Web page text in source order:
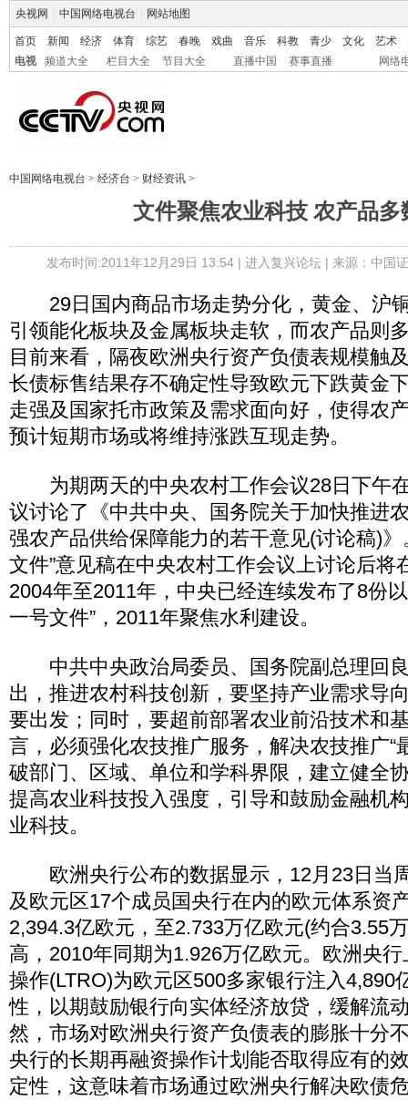
央视网 中国网络电视台 网站地图
首页 新闻 经济 体育 综艺 春晚 戏曲 音乐 科教 青少 文化
艺术
电视
频道大全 栏目大全 节目大全 直播中国 赛事直播 网络
中国网络电视台 > 经济台 > 财经资讯 >
文件聚焦农业科技 农产品多
发布时间:2011年12月29日 13:54 | 进入复兴论坛 | 来源：中国
29日国内商品市场走势分化，黄金、沪
引领能化板块及金属板块走软，而农产品则
目前来看，隔夜欧洲央行资产负债表规模触
长债标售结果存不确定性导致欧元下跌黄金
走强及国家托市政策及需求面向好，使得农
预计短期市场或将维持涨跌互现走势。
为期两天的中央农村工作会议28日下午
议讨论了《中共中央、国务院关于加快推进
强农产品供给保障能力的若干意见(讨论稿)》
文件”意见稿在中央农村工作会议上讨论后将
2004年至2011年，中央已经连续发布了8份以
一号文件”，2011年聚焦水利建设。
中共中央政治局委员、国务院副总理回
出，推进农村科技创新，要坚持产业需求导
要出发；同时，要超前部署农业前沿技术和
言，必须强化农技推广服务，解决农技推广“
破部门、区域、单位和学科界限，建立健全
提高农业科技投入强度，引导和鼓励金融机
业科技。
欧洲央行公布的数据显示，12月23日当
及欧元区17个成员国央行在内的欧元体系资
2,394.3亿欧元，至2.733万亿欧元(约合3.55
高，2010年同期为1.926万亿欧元。欧洲央
操作(LTRO)为欧元区500多家银行注入4,890
性，以期鼓励银行向实体经济放贷，缓解流
然，市场对欧洲央行资产负债表的膨胀十分
央行的长期再融资操作计划能否取得应有的
定性，这意味着市场通过欧洲央行解决欧债